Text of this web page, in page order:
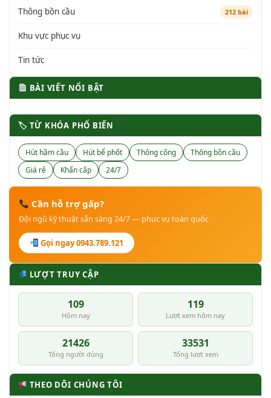
Thông bồn cầu 212 bài
Khu vực phục vụ
Tin tức
BÀI VIẾT NỔI BẬT
🏷 TỪ KHÓA PHỔ BIẾN
Hút hầm cầu Hút bể phốt Thông cống
Thông bồn cầu
Giá rẻ
Khẩn cấp 24/7
Cần hỗ trợ gấp?
Đội ngũ kỹ thuật sẵn sàng 24/7 — phục vụ toàn quốc
Gọi ngay 0943.789.121
LƯỢT TRUY CẬP
109
Hôm nay
119
Lượt xem hôm nay
21426
Tổng người dùng
33531
Tổng lượt xem
THEO DÕI CHÚNG TÔI